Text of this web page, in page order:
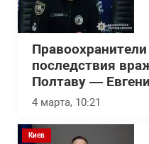
последствия
Полтаву —
4 марта, 10:21
Киев